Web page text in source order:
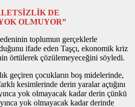
DE
OLMUYOR”
toplumun gerçeklerle
ifade eden Taşçı, ekonomik kriz
örtülerek çözülemeyeceğini söyledi.
geçiren çocukların boş midelerinde,
kesimlerinde derin yaralar açtığını
yok olmayacak kadar derin çünkü
yok olmayacak kadar derinde